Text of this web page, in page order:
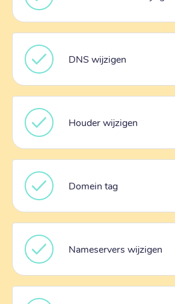
DNS wijzigen
Houder wijzigen
Domein tag
Nameservers wijzigen